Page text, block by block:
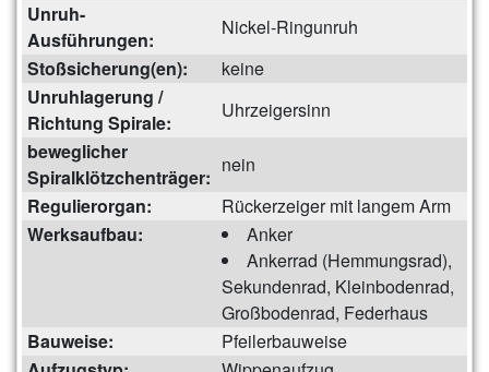
Unruh-
Ausführungen:
Nickel-Ringunruh
Stoßsicherung(en):
keine
Unruhlagerung /
Richtung Spirale:
Uhrzeigersinn
beweglicher
Spiralklötzchenträger:
nein
Regulierorgan:
Rückerzeiger mit langem Arm
Werksaufbau:
Anker
Ankerrad (Hemmungsrad),
Sekundenrad, Kleinbodenrad,
Großbodenrad, Federhaus
Bauweise:
Pfeilerbauweise